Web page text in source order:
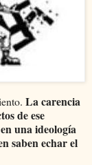
La carencia
de ese
una ideología
saben echar el